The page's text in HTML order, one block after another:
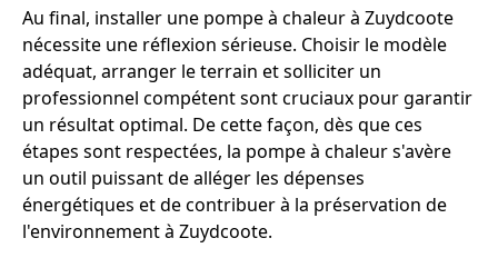
Au final, installer une pompe à chaleur à Zuydcoote
nécessite une réflexion sérieuse. Choisir le modèle
adéquat, arranger le terrain et solliciter un
professionnel compétent sont cruciaux pour garantir
un résultat optimal. De cette façon, dès que ces
étapes sont respectées, la pompe à chaleur s'avère
un outil puissant de alléger les dépenses
énergétiques et de contribuer à la préservation de
l'environnement à Zuydcoote.